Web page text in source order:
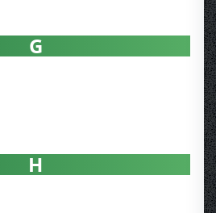
G
H